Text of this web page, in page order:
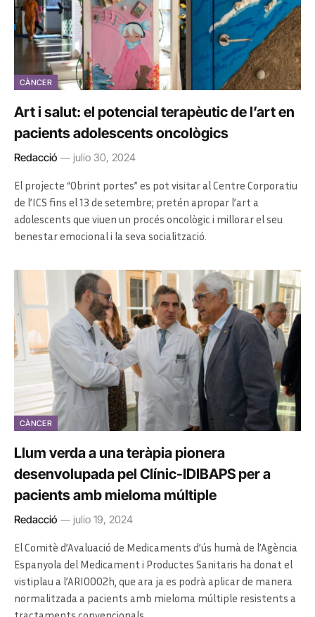
CÀNCER
Art i salut: el potencial terapèutic de l’art en
pacients adolescents oncològics
Redacció julio 30, 2024
El projecte “Obrint portes” es pot visitar al Centre Corporatiu
de l’ICS fins el 13 de setembre; pretén apropar l’art a
adolescents que viuen un procés oncològic i millorar el seu
benestar emocional i la seva socialització.
CÀNCER
Llum verda a una teràpia pionera
desenvolupada pel Clínic-IDIBAPS per a
pacients amb mieloma múltiple
Redacció julio 19, 2024
El Comitè d’Avaluació de Medicaments d’ús humà de l’Agència
Espanyola del Medicament i Productes Sanitaris ha donat el
vistiplau a l’ARI0002h, que ara ja es podrà aplicar de manera
normalitzada a pacients amb mieloma múltiple resistents a